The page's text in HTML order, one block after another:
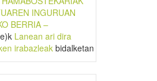
INGURUAN
BERRIA –
Lanean ari dira
irabazleakbidalketan